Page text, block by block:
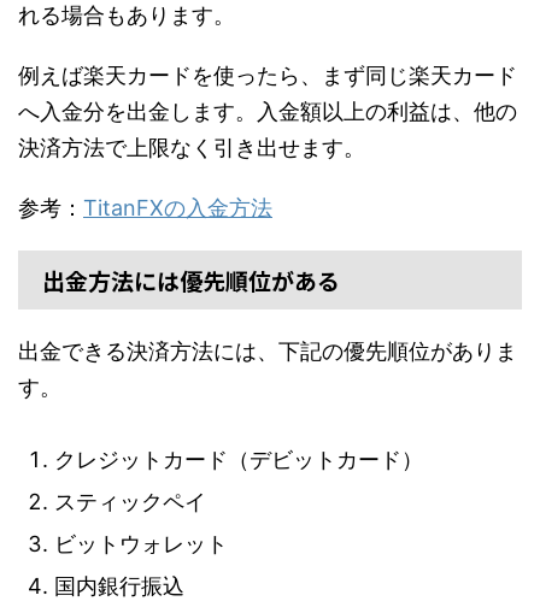
れる場合もあります。
例えば楽天カードを使ったら、まず同じ楽天カード
へ入金分を出金します。入金額以上の利益は、他の
決済方法で上限なく引き出せます。
参考： TitanFXの入金方法
出金方法には優先順位がある
出金できる決済方法には、下記の優先順位がありま
す。
クレジットカード（デビットカード）
スティックペイ
ビットウォレット
国内銀行振込